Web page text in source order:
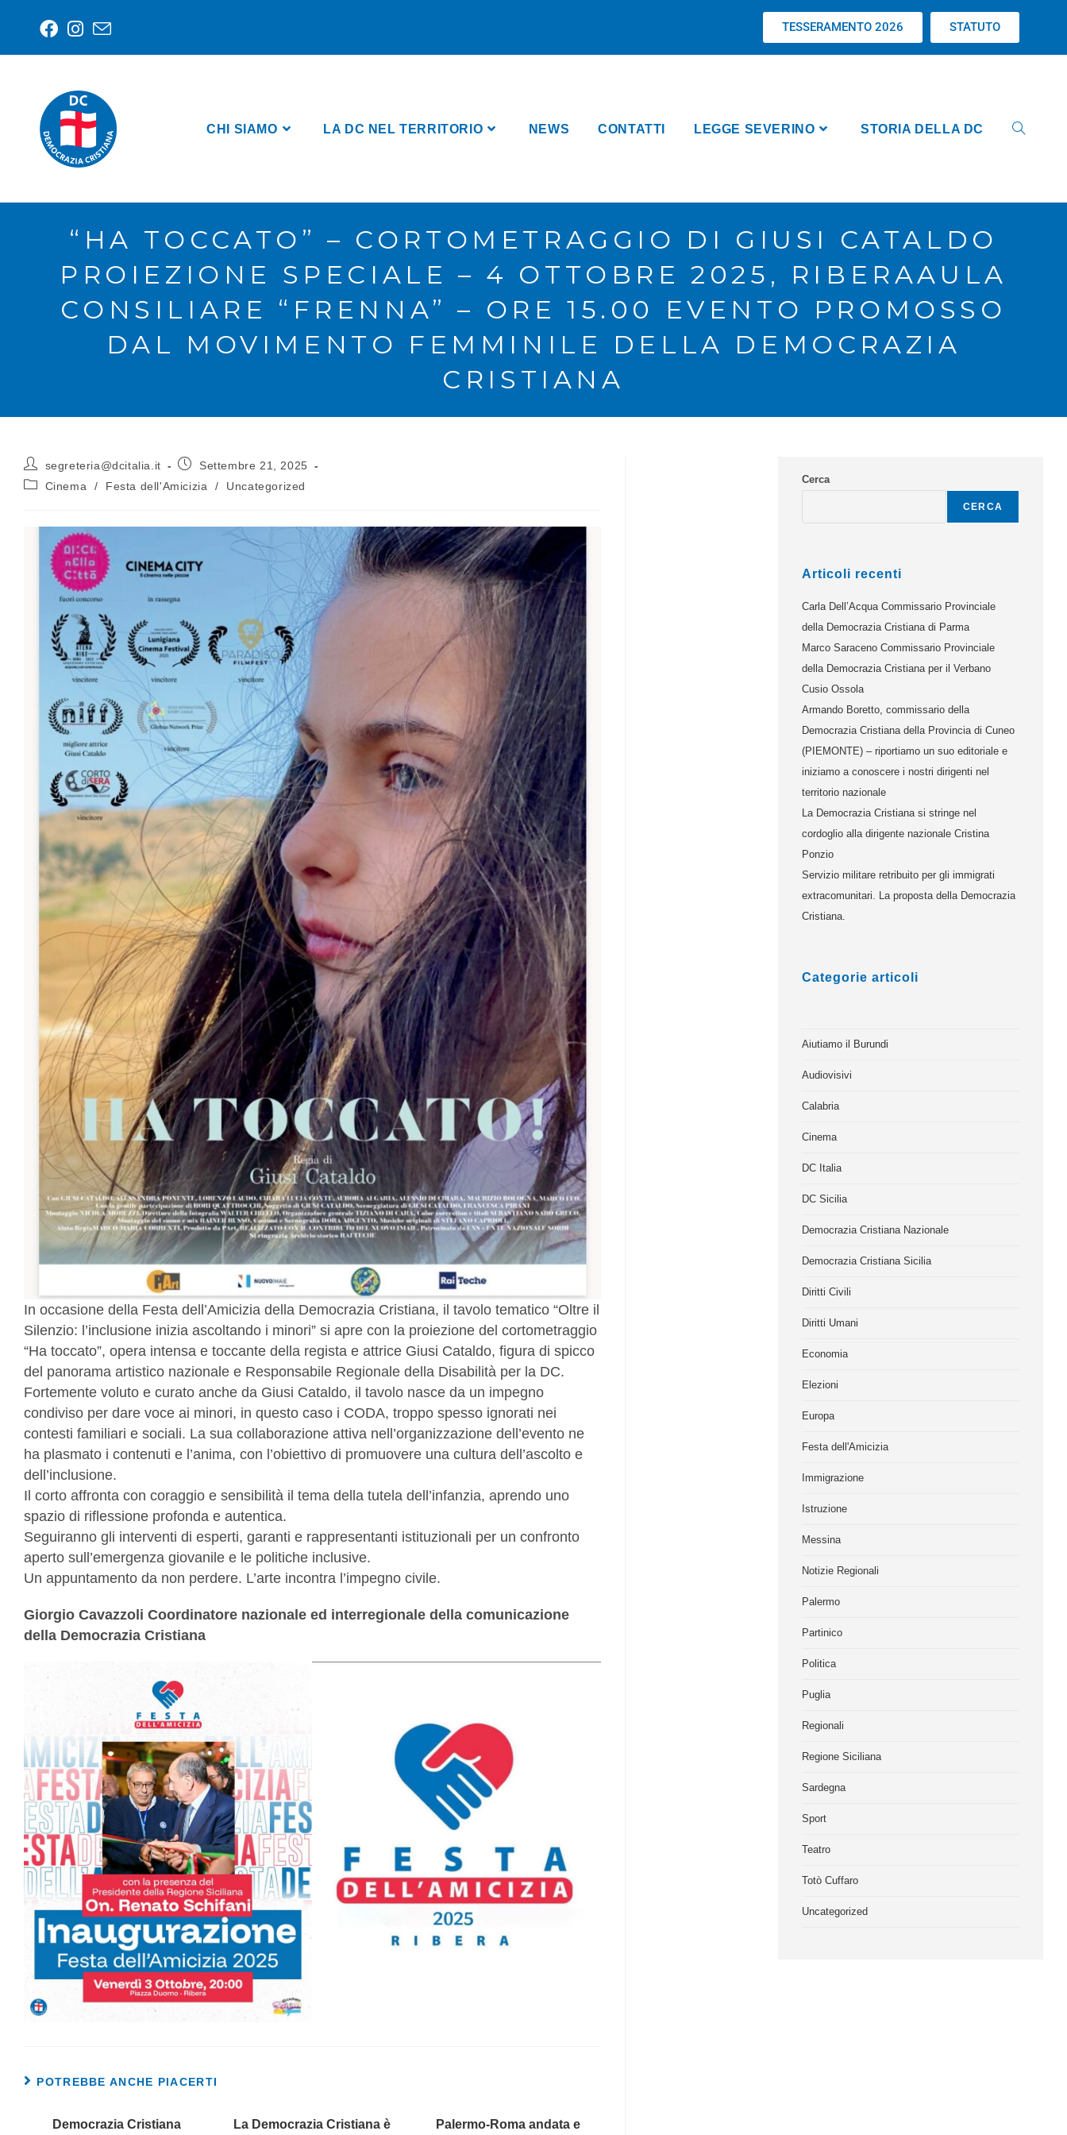
TESSERAMENTO 2026 STATUTO
CHI SIAMO LA DC NEL TERRITORIO NEWS CONTATTI LEGGE SEVERINO STORIA DELLA DC
“HA TOCCATO” – CORTOMETRAGGIO DI GIUSI CATALDO
PROIEZIONE SPECIALE – 4 OTTOBRE 2025, RIBERAAULA
CONSILIARE “FRENNA” – ORE 15.00 EVENTO PROMOSSO
DAL MOVIMENTO FEMMINILE DELLA DEMOCRAZIA
CRISTIANA
segreteria@dcitalia.it
Settembre 21, 2025
Cinema
/ Festa dell'Amicizia / Uncategorized
In occasione della Festa dell’Amicizia della Democrazia Cristiana, il tavolo tematico “Oltre il
Silenzio: l’inclusione inizia ascoltando i minori” si apre con la proiezione del cortometraggio
“Ha toccato”, opera intensa e toccante della regista e attrice Giusi Cataldo, figura di spicco
del panorama artistico nazionale e Responsabile Regionale della Disabilità per la DC.
Fortemente voluto e curato anche da Giusi Cataldo, il tavolo nasce da un impegno
condiviso per dare voce ai minori, in questo caso i CODA, troppo spesso ignorati nei
contesti familiari e sociali. La sua collaborazione attiva nell’organizzazione dell’evento ne
ha plasmato i contenuti e l’anima, con l’obiettivo di promuovere una cultura dell’ascolto e
dell’inclusione.
Il corto affronta con coraggio e sensibilità il tema della tutela dell’infanzia, aprendo uno
spazio di riflessione profonda e autentica.
Seguiranno gli interventi di esperti, garanti e rappresentanti istituzionali per un confronto
aperto sull’emergenza giovanile e le politiche inclusive.
Un appuntamento da non perdere. L’arte incontra l’impegno civile.
Giorgio Cavazzoli Coordinatore nazionale ed interregionale della comunicazione
della Democrazia Cristiana
POTREBBE ANCHE PIACERTI
Democrazia Cristiana
La Democrazia Cristiana è
Palermo-Roma andata e
Cerca
CERCA
Articoli recenti
Carla Dell’Acqua Commissario Provinciale
della Democrazia Cristiana di Parma
Marco Saraceno Commissario Provinciale
della Democrazia Cristiana per il Verbano
Cusio Ossola
Armando Boretto, commissario della
Democrazia Cristiana della Provincia di Cuneo
(PIEMONTE) – riportiamo un suo editoriale e
iniziamo a conoscere i nostri dirigenti nel
territorio nazionale
La Democrazia Cristiana si stringe nel
cordoglio alla dirigente nazionale Cristina
Ponzio
Servizio militare retribuito per gli immigrati
extracomunitari. La proposta della Democrazia
Cristiana.
Categorie articoli
Aiutiamo il Burundi
Audiovisivi
Calabria
Cinema
DC Italia
DC Sicilia
Democrazia Cristiana Nazionale
Democrazia Cristiana Sicilia
Diritti Civili
Diritti Umani
Economia
Elezioni
Europa
Festa dell'Amicizia
Immigrazione
Istruzione
Messina
Notizie Regionali
Palermo
Partinico
Politica
Puglia
Regionali
Regione Siciliana
Sardegna
Sport
Teatro
Totò Cuffaro
Uncategorized